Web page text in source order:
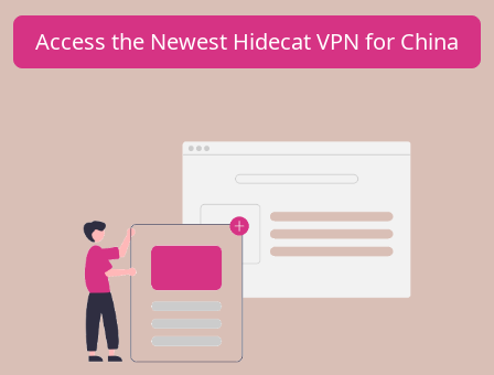
Access the Newest Hidecat VPN for China